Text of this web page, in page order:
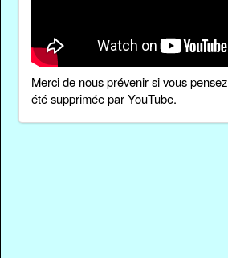
Merci de nous prévenirsi vous
été supprimée par YouTube.